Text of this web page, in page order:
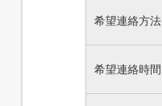
希望連絡方法
希望連絡時間